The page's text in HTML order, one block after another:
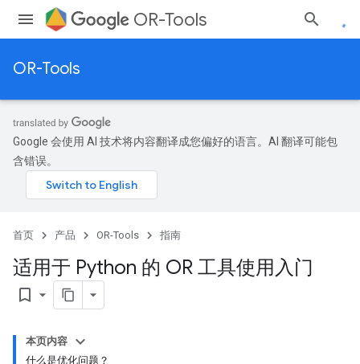
OR-Tools
OR-Tools
Google 会使用 AI 技术将内容翻译成您偏好的语言。AI 翻译可能包
含错误。
首页 产品 OR-Tools 指南
适用于 Python 的 OR 工具使用入门
bookmark_border
本页内容
什么是优化问题？